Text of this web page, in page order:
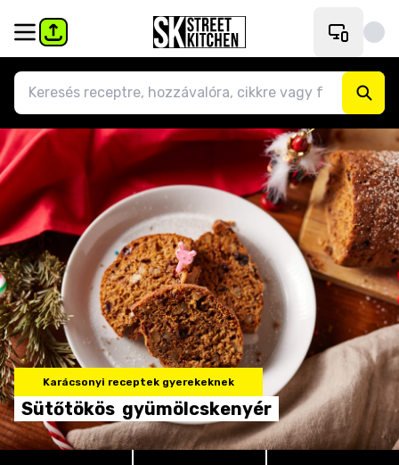
Karácsonyi receptek gyerekeknek
Sütőtökös gyümölcskenyér